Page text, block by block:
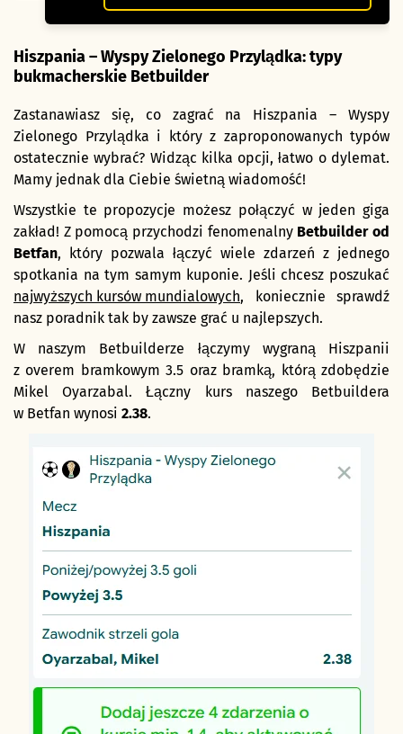
Hiszpania – Wyspy Zielonego Przylądka: typy
bukmacherskie Betbuilder
Zastanawiasz się, co zagrać na Hiszpania – Wyspy
Zielonego Przylądka i który z zaproponowanych typów
ostatecznie wybrać? Widząc kilka opcji, łatwo o dylemat.
Mamy jednak dla Ciebie świetną wiadomość!
Wszystkie te propozycje możesz połączyć w jeden giga
zakład! Z pomocą przychodzi fenomenalny Betbuilder od
Betfan, który pozwala łączyć wiele zdarzeń z jednego
spotkania na tym samym kuponie. Jeśli chcesz poszukać
najwyższych kursów mundialowych, koniecznie sprawdź
nasz poradnik tak by zawsze grać u najlepszych.
W naszym Betbuilderze łączymy wygraną Hiszpanii
z overem bramkowym 3.5 oraz bramką, którą zdobędzie
Mikel Oyarzabal. Łączny kurs naszego Betbuildera
w Betfan wynosi 2.38.